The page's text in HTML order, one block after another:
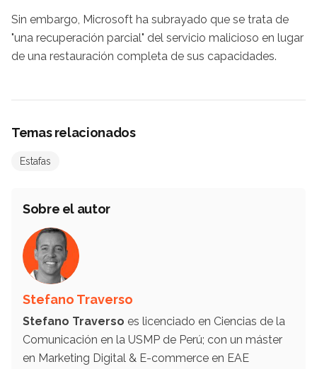
Sin embargo, Microsoft ha subrayado que se trata de
"una recuperación parcial" del servicio malicioso en lugar
de una restauración completa de sus capacidades.
Temas relacionados
Estafas
Sobre el autor
Stefano Traverso
Stefano Traverso es licenciado en Ciencias de la
Comunicación en la USMP de Perú; con un máster
en Marketing Digital & E-commerce en EAE